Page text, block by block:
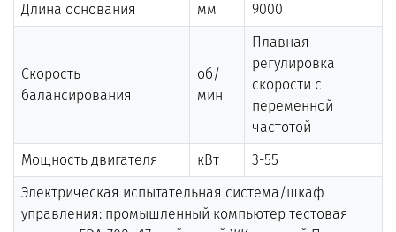
Длина основания
мм 9000
Скорость
балансирования
об/
мин
Плавная
регулировка
скорости с
переменной
частотой
Мощность двигателя
кВт
3-55
Электрическая испытательная система/шкаф
управления: промышленный компьютер тестовая